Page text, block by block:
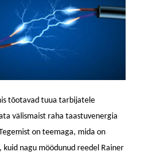
tõotavad tuua tarbijatele
välismaist raha taastuvenergia
on teemaga, mida on
nagu möödunud reedel Rainer